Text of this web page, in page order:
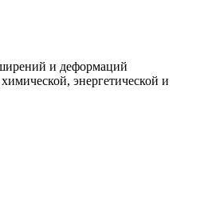
и деформаций
энергетической и